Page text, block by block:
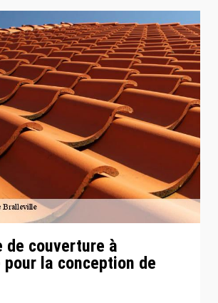
de couverture à
la conception de